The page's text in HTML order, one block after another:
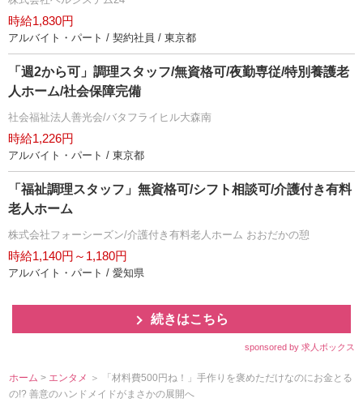
時給1,830円
アルバイト・パート / 契約社員 / 東京都
「週2から可」調理スタッフ/無資格可/夜勤専従/特別養護老
人ホーム/社会保障完備
社会福祉法人善光会/バタフライヒル大森南
時給1,226円
アルバイト・パート / 東京都
「福祉調理スタッフ」無資格可/シフト相談可/介護付き有料
老人ホーム
株式会社フォーシーズン/介護付き有料老人ホーム おおだかの憩
時給1,140円～1,180円
アルバイト・パート / 愛知県
続きはこちら
sponsored by 求人ボックス
ホーム > エンタメ ＞ 「材料費500円ね！」手作りを褒めただけなのにお金とる
の!? 善意のハンドメイドがまさかの展開へ